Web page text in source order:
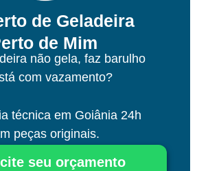
de Geladeira
de Mim
não gela, faz barulho
com vazamento?
técnica em Goiânia24h
peças originais.
seu orçamento